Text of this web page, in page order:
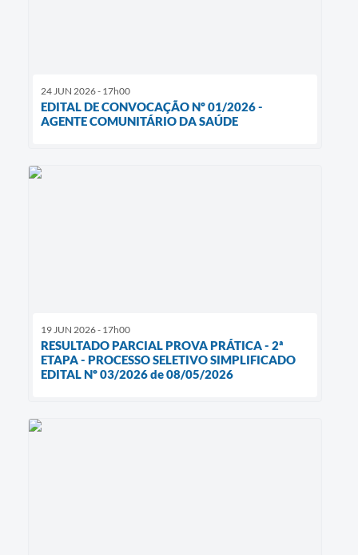
24 JUN 2026 - 17h00
EDITAL DE CONVOCAÇÃO Nº 01/2026 -
AGENTE COMUNITÁRIO DA SAÚDE
19 JUN 2026 - 17h00
RESULTADO PARCIAL PROVA PRÁTICA - 2ª
ETAPA - PROCESSO SELETIVO SIMPLIFICADO
EDITAL Nº 03/2026 de 08/05/2026